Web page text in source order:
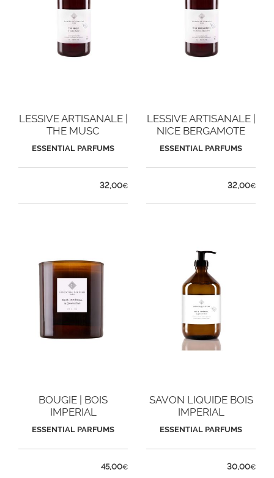
LESSIVE ARTISANALE |
THE MUSC
ESSENTIAL PARFUMS
32,00€
LESSIVE ARTISANALE |
NICE BERGAMOTE
ESSENTIAL PARFUMS
32,00€
BOUGIE | BOIS
IMPERIAL
ESSENTIAL PARFUMS
45,00€
SAVON LIQUIDE BOIS
IMPERIAL
ESSENTIAL PARFUMS
30,00€